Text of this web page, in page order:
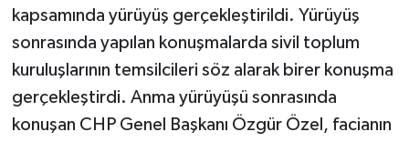
kapsamında yürüyüş gerçekleştirildi. Yürüyüş
sonrasında yapılan konuşmalarda sivil toplum
kuruluşlarının temsilcileri söz alarak birer konuşma
gerçekleştirdi. Anma yürüyüşü sonrasında
konuşan CHP Genel Başkanı Özgür Özel, facianın